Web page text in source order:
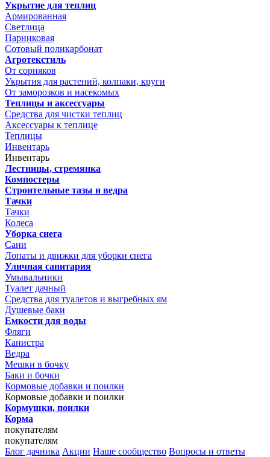
Укрытие для теплиц
Армированная
Светлица
Парниковая
Сотовый поликарбонат
Агротекстиль
От сорняков
Укрытия для растений, колпаки, круги
От заморозков и насекомых
Теплицы и аксессуары
Средства для чистки теплиц
Аксессуары к теплице
Теплицы
Инвентарь
Инвентарь
Лестницы, стремянка
Компостеры
Строительные тазы и ведра
Тачки
Тачки
Колеса
Уборка снега
Сани
Лопаты и движки для уборки снега
Уличная санитария
Умывальники
Туалет дачный
Средства для туалетов и выгребных ям
Душевые баки
Емкости для воды
Фляги
Канистра
Ведра
Мешки в бочку
Баки и бочки
Кормовые добавки и поилки
Кормовые добавки и поилки
Кормушки, поилки
Корма
покупателям
покупателям
Блог дачника Акции Наше сообщество Вопросы и ответы